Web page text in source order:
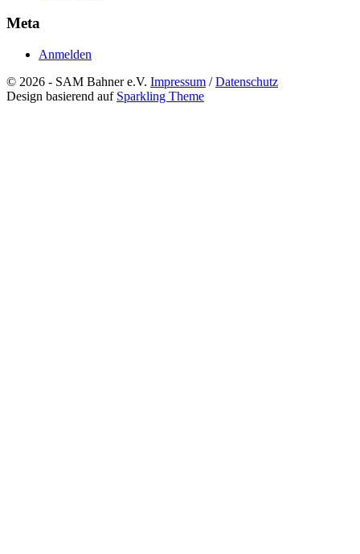
Meta
Anmelden
© 2026 - SAM Bahner e.V. Impressum /Datenschutz
Design basierend auf Sparkling Theme